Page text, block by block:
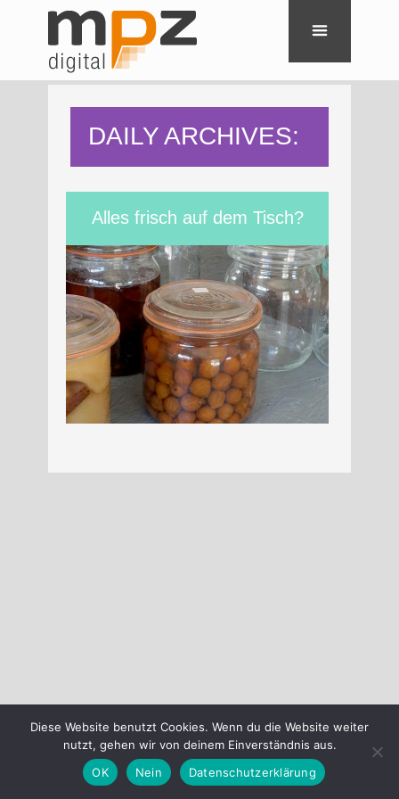
DAILY ARCHIVES:
16. FEBRUAR
2023
Alles frisch auf dem Tisch?
Diese Website benutzt Cookies. Wenn du die Website weiter
nutzt, gehen wir von deinem Einverständnis aus.
OK
Nein Datenschutzerklärung